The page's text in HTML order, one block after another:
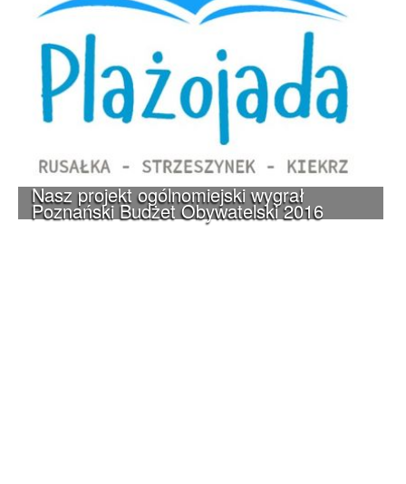
Nasz projekt ogólnomiejski wygrał
Poznański Budżet Obywatelski 2016